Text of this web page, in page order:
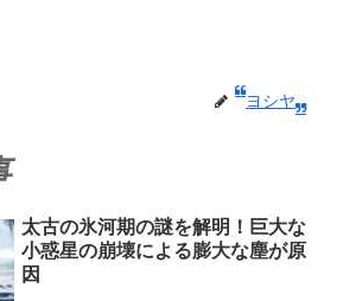
ヨシヤ
太古の氷河期の謎を解明！巨大な
小惑星の崩壊による膨大な塵が原
因